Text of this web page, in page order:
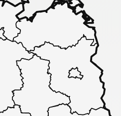
inklusive
beantragt, unklar) und
Rollstuhl, bettlägerig)